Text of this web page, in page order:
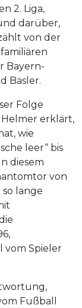
2. Liga,
darüber,
von der
Bayern-
Basler.
Folge
Helmer erklärt,
wie
leer“ bis
diesem
von
lange
vom Spieler
Fußball